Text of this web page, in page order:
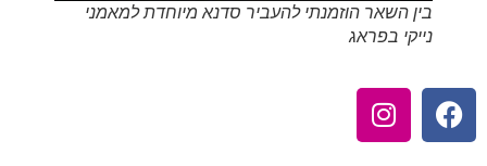
בין השאר הוזמנתי להעביר סדנא מיוחדת למאמני
נייקי בפראג